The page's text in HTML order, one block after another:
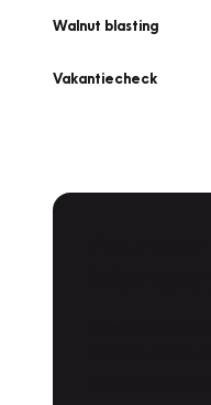
Walnut blasting
Vakantiecheck